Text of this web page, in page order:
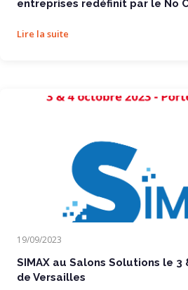
entreprises redéfinit par le No
Lire la suite
19/09/2023
SIMAX au Salons Solutions le
de Versailles